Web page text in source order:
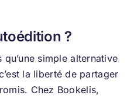
?
qu’une simple alternative
la liberté de partager
Chez Bookelis,